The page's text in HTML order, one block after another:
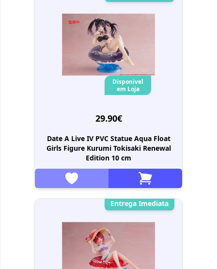
Disponivel
em Loja
29.90€
Date A Live IV PVC Statue Aqua Float
Girls Figure Kurumi Tokisaki Renewal
Edition 10 cm
Entrega Imediata